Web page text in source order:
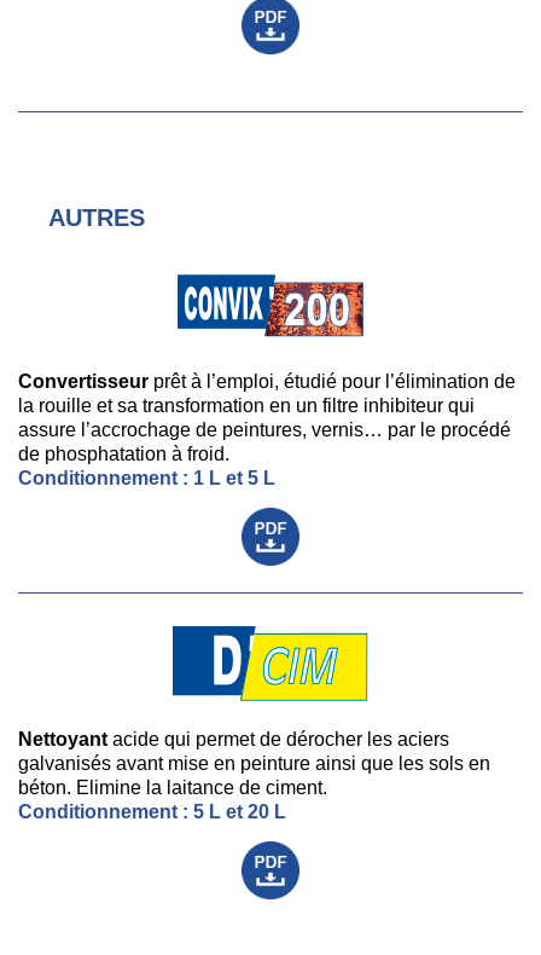
AUTRES
Convertisseur prêt à l’emploi, étudié pour l’élimination de
la rouille et sa transformation en un filtre inhibiteur qui
assure l’accrochage de peintures, vernis… par le procédé
de phosphatation à froid.
Conditionnement : 1 L et 5 L
Nettoyant acide qui permet de dérocher les aciers
galvanisés avant mise en peinture ainsi que les sols en
béton. Elimine la laitance de ciment.
Conditionnement : 5 L et 20 L